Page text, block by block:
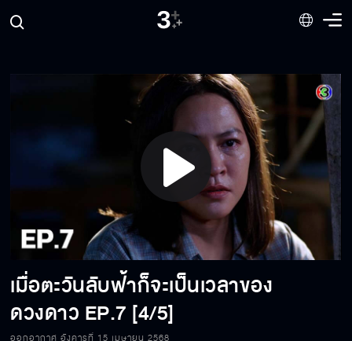
Play
Video
เมื่อตะวันลับฟ้าก็จะเป็นเวลาของ
ดวงดาว EP.7 [4/5]
ออกอากาศ อังคารที่ 15 เมษายน 2568